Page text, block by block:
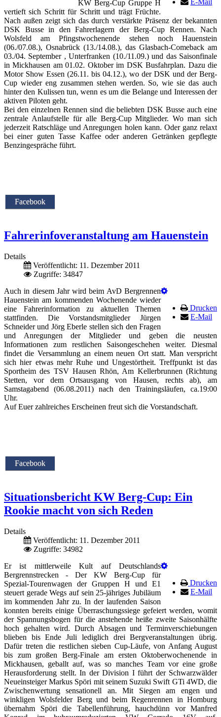
E-Mail
KW Berg-Cup Gruppe H
vertieft sich Schritt für Schritt und trägt Früchte.
Nach außen zeigt sich das durch verstärkte Präsenz der bekannten
DSK Busse in den Fahrerlagern der Berg-Cup Rennen. Nach
Wolsfeld am Pfingstwochenende stehen noch Hauenstein
(06./07.08.), Osnabrück (13./14.08.), das Glasbach-Comeback am
03./04. September , Unterfranken (10./11.09.) und das Saisonfinale
in Mickhausen am 01.02. Oktober im DSK Busfahrplan. Dazu die
Motor Show Essen (26.11. bis 04.12.), wo der DSK und der Berg-
Cup wieder eng zusammen stehen werden. So, wie sie das auch
hinter den Kulissen tun, wenn es um die Belange und Interessen der
aktiven Piloten geht.
Bei den einzelnen Rennen sind die beliebten DSK Busse auch eine
zentrale Anlaufstelle für alle Berg-Cup Mitglieder. Wo man sich
jederzeit Ratschläge und Anregungen holen kann. Oder ganz relaxt
bei einer guten Tasse Kaffee oder anderen Getränken gepflegte
Benzingespräche führt.
Facebook
Fahrerinfoveranstaltung am Hauenstein
Details
Veröffentlicht: 11. Dezember 2011
Zugriffe: 34847
Drucken
E-Mail
Auch in diesem Jahr wird beim AvD Bergrennen
Hauenstein am kommenden Wochenende wieder
eine Fahrerinformation zu aktuellen Themen
stattfinden. Die Vorstandsmitglieder Jürgen
Schneider und Jörg Eberle stellen sich den Fragen
und Anregungen der Mitglieder und geben die neusten
Informationen zum restlichen Saisongeschehen weiter. Diesmal
findet die Versammlung an einem neuen Ort statt. Man verspricht
sich hier etwas mehr Ruhe und Ungestörtheit. Treffpunkt ist das
Sportheim des TSV Hausen Rhön, Am Kellerbrunnen (Richtung
Stetten, vor dem Ortsausgang von Hausen, rechts ab), am
Samstagabend (06.08.2011) nach den Trainingsläufen, ca.19:00
Uhr.
Auf Euer zahlreiches Erscheinen freut sich die Vorstandschaft.
Facebook
Situationsbericht KW Berg-Cup: Ein
Rookie macht von sich Reden
Details
Veröffentlicht: 11. Dezember 2011
Zugriffe: 34982
Drucken
E-Mail
Er ist mittlerweile Kult auf Deutschlands
Bergrennstrecken - Der KW Berg-Cup für
Spezial-Tourenwagen der Gruppen H und E1
steuert gerade Wegs auf sein 25-jähriges Jubiläum
im kommenden Jahr zu. In der laufenden Saison
konnten bereits einige Überraschungssiege gefeiert werden, womit
der Spannungsbogen für die anstehende heiße zweite Saisonhälfte
hoch gehalten wird. Durch Absagen und Terminverschiebungen
blieben bis Ende Juli lediglich drei Bergveranstaltungen übrig.
Dafür treten die restlichen sieben Cup-Läufe, von Anfang August
bis zum großen Berg-Finale am ersten Oktoberwochenende in
Mickhausen, geballt auf, was so manches Team vor eine große
Herausforderung stellt. In der Division I führt der Schwarzwälder
Neueinsteiger Markus Spöri mit seinem Suzuki Swift GTi 4WD, die
Zwischenwertung sensationell an.Mit Siegen am engen und
winkligen Wolsfelder Berg und beim Regenrennen in Homburg
übernahm Spöri die Tabellenführung, hauchdünn vor Manfred